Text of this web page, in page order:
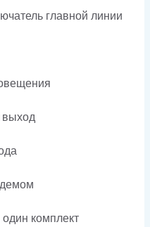
главной линии
комплект